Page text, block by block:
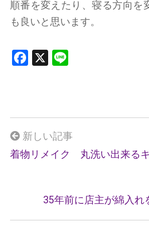
順番を変えたり、寝る方向を
も良いと思います。
F
o
o
k
X
新しい記事
着物リメイク 丸洗い出来る
35年前に店主が綿入れ